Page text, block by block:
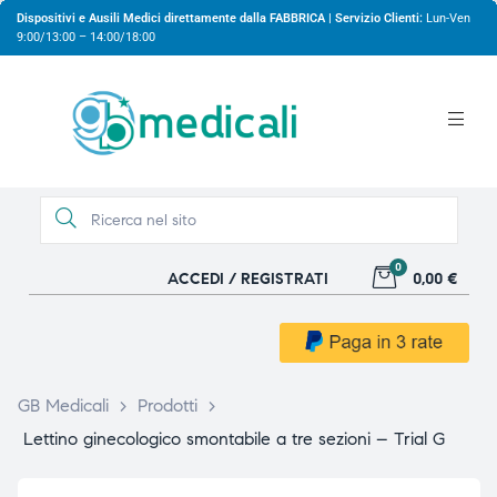
Dispositivi e Ausili Medici direttamente dalla FABBRICA | Servizio Clienti: Lun-Ven
9:00/13:00 – 14:00/18:00
ACCEDI / REGISTRATI
0
0,00 €
GB Medicali > Prodotti
>
Lettino ginecologico smontabile a tre sezioni – Trial G